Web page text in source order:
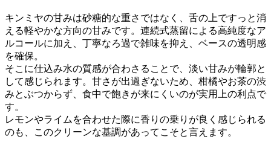
キンミヤの甘みは砂糖的な重さではなく、舌の上ですっと消
える軽やかな方向の甘みです。連続式蒸留による高純度なア
ルコールに加え、丁寧なろ過で雑味を抑え、ベースの透明感
を確保。
そこに仕込み水の質感が合わさることで、淡い甘みが輪郭と
して感じられます。甘さが出過ぎないため、柑橘やお茶の渋
みとぶつからず、食中で飽きが来にくいのが実用上の利点で
す。
レモンやライムを合わせた際に香りの乗りが良く感じられる
のも、このクリーンな基調があってこそと言えます。